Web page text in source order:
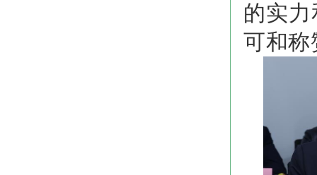
的实
可和称